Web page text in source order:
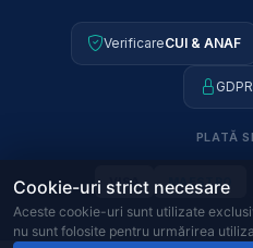
VerificareCUI & ANAF
PLATĂ
VISA MAESTRO
Cookie-uri strict necesare
Aceste cookie-uri sunt utilizate
nu sunt folosite pentru urmărirea